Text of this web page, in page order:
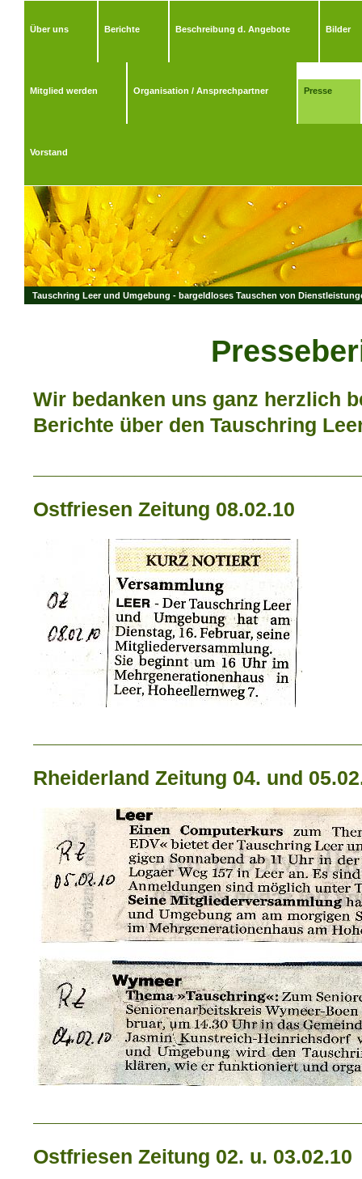
Über uns Berichte Beschreibung d. Angebote Bilder
Mitglied werden Organisation / Ansprechpartner Presse
Vorstand
Tauschring Leer und Umgebung - bargeldloses Tauschen von
Wir bedanken uns ganz herzlich
Berichte über den Tauschring
Ostfriesen Zeitung 08.02.10
Rheiderland Zeitung 04. und
Ostfriesen Zeitung 02. u. 03.02.10